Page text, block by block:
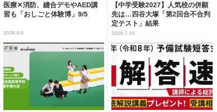
医療✕消防、縫合デモやAED講
習も「おしごと体験博」9/5
2026.8.6
【中学受験2027】人気校の併願
先は…四谷大塚「第2回合不合判
定テスト」結果
2026.7.16